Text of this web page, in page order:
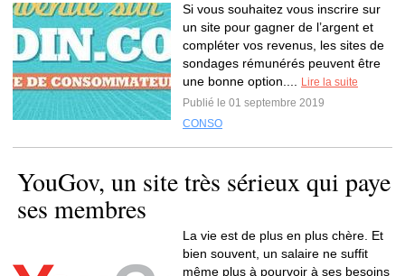
Si vous souhaitez vous inscrire sur
un site pour gagner de l’argent et
compléter vos revenus, les sites de
sondages rémunérés peuvent être
une bonne option....
Lire la suite
Publié le 01 septembre 2019
CONSO
YouGov, un site très sérieux qui paye
ses membres
La vie est de plus en plus chère. Et
bien souvent, un salaire ne suffit
même plus à pourvoir à ses besoins